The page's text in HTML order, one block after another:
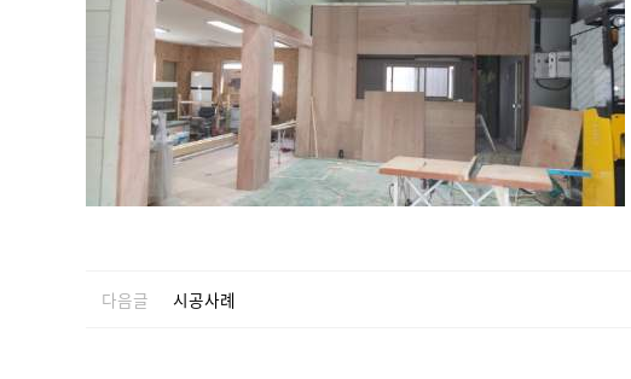
다음글 시공사례